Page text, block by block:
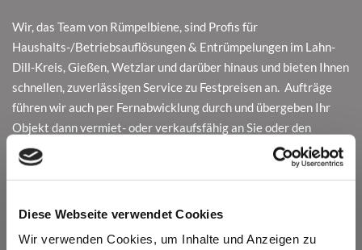
Diese Webseite verwendet Cookies
Wir verwenden Cookies, um Inhalte und Anzeigen zu
Wir, das Team von Rümpelbiene, sind Profis für
Haushalts-/Betriebsauflösungen & Entrümpelungen im Lahn-
Dill-Kreis, Gießen, Wetzlar und darüber hinaus und bieten Ihnen
schnellen, zuverlässigen Service zu Festpreisen an. Aufträge
führen wir auch per Fernabwicklung durch und übergeben Ihr
Objekt dann vermiet- oder verkaufsfähig an Sie oder den
beauftragten Hausverwalter. Auf Wunsch renovieren wir Ihr
Objekt fachgerecht - von einzelnen Räumen bis hin zum
professionellen Service aus einer Hand und können schon bald